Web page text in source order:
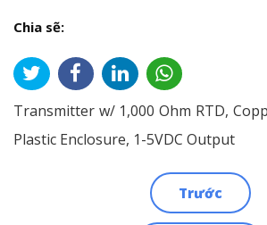
Chia sẽ:
Transmitter w/ 1,000 Ohm RTD,
Plastic Enclosure, 1-5VDC Output
Trước